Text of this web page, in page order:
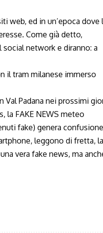
web, ed in un’epoca dove
Come già detto,
network e diranno: a
il tram milanese immerso
Val Padana nei prossimi
la FAKE NEWS meteo
fake) genera
leggono di fretta, la
vera fake news, ma